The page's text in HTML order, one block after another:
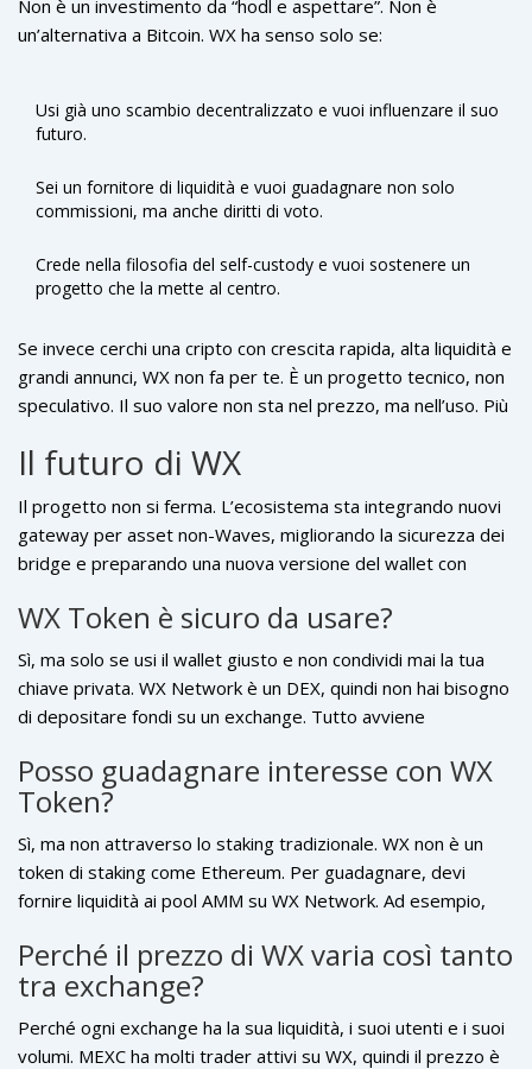
liquidità, il volume potrebbe salire, portando con sé il prezzo.
Non è un investimento da “hodl e aspettare”. Non è
un’alternativa a Bitcoin. WX ha senso solo se:
Usi già uno scambio decentralizzato e vuoi influenzare il suo
futuro.
Sei un fornitore di liquidità e vuoi guadagnare non solo
commissioni, ma anche diritti di voto.
Crede nella filosofia del self-custody e vuoi sostenere un
progetto che la mette al centro.
Se invece cerchi una cripto con crescita rapida, alta liquidità e
grandi annunci, WX non fa per te. È un progetto tecnico, non
speculativo. Il suo valore non sta nel prezzo, ma nell’uso. Più
cresce. È un’esperienza diversa. Non è il “prossimo Bitcoin”.
decentralizzata.
Il futuro di WX
Il progetto non si ferma. L’ecosistema sta integrando nuovi
gateway per asset non-Waves, migliorando la sicurezza dei
bridge e preparando una nuova versione del wallet con
prezzo, ma l’adozione. Se entro il 2027 il numero di
detentori attivi supererà 1.000, e non solo 48, allora WX
avrà raggiunto il suo obiettivo. Fino ad allora, rimane un
esperimento interessante, ma ancora fragile.
WX Token è sicuro da usare?
Sì, ma solo se usi il wallet giusto e non condividi mai la tua
chiave privata. WX Network è un DEX, quindi non hai bisogno
di depositare fondi su un exchange. Tutto avviene
ha subito audit da team esterni. Tuttavia, il rischio principale
non è il progetto, ma l’uso: se invii WX a un indirizzo
di recuperare i fondi.
Posso guadagnare interesse con WX
Token?
Sì, ma non attraverso lo staking tradizionale. WX non è un
token di staking come Ethereum. Per guadagnare, devi
fornire liquidità ai pool AMM su WX Network. Ad esempio,
LP tokens e una parte delle commissioni di trading. Il
rendimento può variare da 5% a 20% annuo, a seconda della
guadagnare con WX.
Perché il prezzo di WX varia così tanto
tra exchange?
Perché ogni exchange ha la sua liquidità, i suoi utenti e i suoi
volumi. MEXC ha molti trader attivi su WX, quindi il prezzo è